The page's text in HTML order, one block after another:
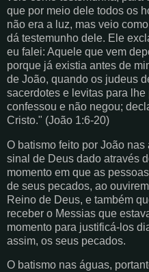
que por meio dele todos os
não era a luz, mas veio
dá testemunho dele. Ele
eu falei: Aquele que vem
porque já existia antes de
de João, quando os judeus
sacerdotes e levitas para
confessou e não negou;
Cristo." (João 1:6-20)
O batismo feito por João
sinal de Deus dado através
momento em que as
de seus pecados, ao
Reino de Deus, e também
receber o Messias que
momento para justificá-los
assim, os seus pecados.
O batismo nas águas,